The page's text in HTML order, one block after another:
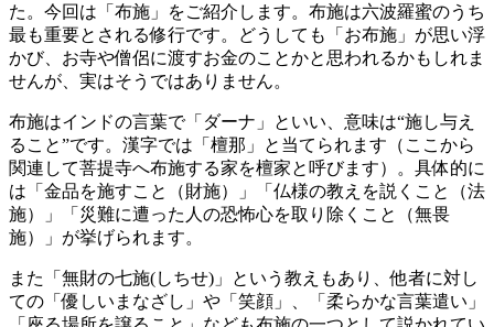
た。今回は「布施」をご紹介します。布施は六波羅蜜のうち
最も重要とされる修行です。どうしても「お布施」が思い浮
かび、お寺や僧侶に渡すお金のことかと思われるかもしれま
せんが、実はそうではありません。
布施はインドの言葉で「ダーナ」といい、意味は“施し与え
ること”です。漢字では「檀那」と当てられます（ここから
関連して菩提寺へ布施する家を檀家と呼びます）。具体的に
は「金品を施すこと（財施）」「仏様の教えを説くこと（法
施）」「災難に遭った人の恐怖心を取り除くこと（無畏
施）」が挙げられます。
また「無財の七施(しちせ)」という教えもあり、他者に対し
ての「優しいまなざし」や「笑顔」、「柔らかな言葉遣い」